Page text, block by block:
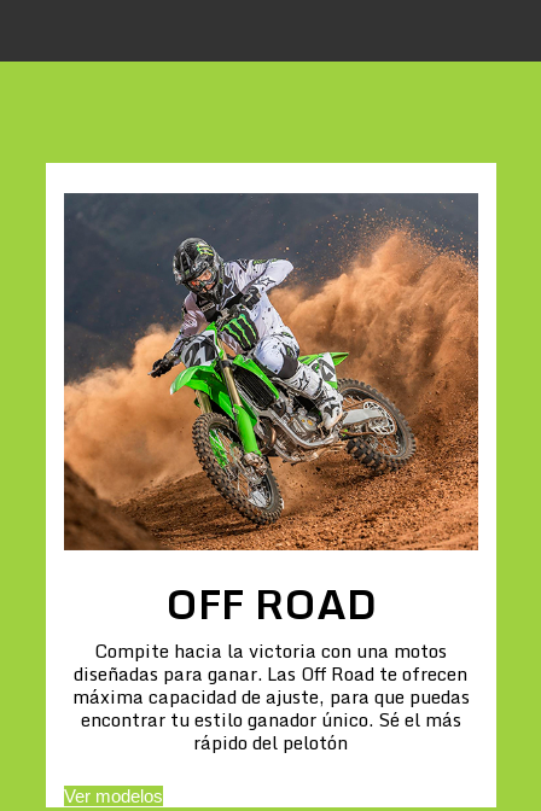
OFF ROAD
Compite hacia la victoria con una motos
diseñadas para ganar. Las Off Road te ofrecen
máxima capacidad de ajuste, para que puedas
encontrar tu estilo ganador único. Sé el más
rápido del pelotón
Ver modelos